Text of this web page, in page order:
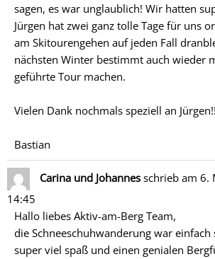
sagen, es war unglaublich! Wir hatten
Jürgen hat zwei ganz tolle Tage für uns
am Skitourengehen auf jeden Fall
nächsten Winter bestimmt auch wieder
geführte Tour machen.
Vielen Dank nochmals speziell an
Bastian
Carina und Johannes schrieb am 6.
14:45
Hallo liebes Aktiv-am-Berg Team,
die Schneeschuhwanderung war einfach
super viel spaß und einen genialen